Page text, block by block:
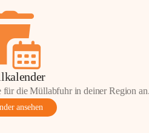
für die Müllabfuhr in deiner Region
ansehen